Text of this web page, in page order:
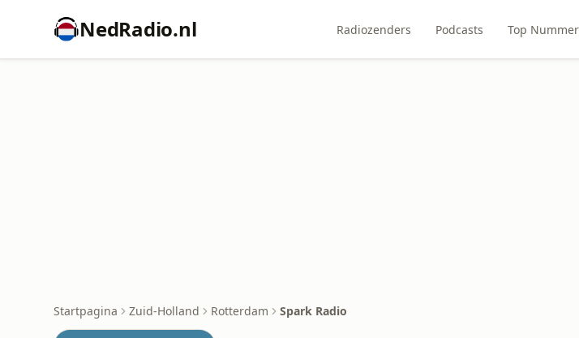
NedRadio.nl Radiozenders Podcasts Top
Startpagina Zuid-Holland Rotterdam Spark Radio